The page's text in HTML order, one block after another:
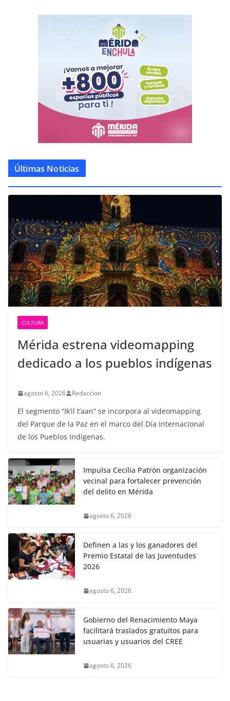
Últimas Noticias
CULTURA
Mérida estrena videomapping
dedicado a los pueblos indígenas
agosto 6, 2026 Redaccion
El segmento “Ik’il t’aan” se incorpora al videomapping
del Parque de la Paz en el marco del Día Internacional
de los Pueblos Indígenas.
Impulsa Cecilia Patrón organización
vecinal para fortalecer prevención
del delito en Mérida
agosto 6, 2026
Definen a las y los ganadores del
Premio Estatal de las Juventudes
2026
agosto 6, 2026
Gobierno del Renacimiento Maya
facilitará traslados gratuitos para
usuarias y usuarios del CREE
agosto 6, 2026